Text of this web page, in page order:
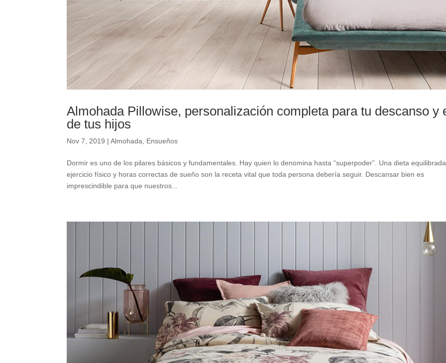
Almohada Pillowise, personalización completa para tu descanso y
de tus hijos
Nov 7, 2019 |Almohada Ensueños
Dormir es uno de los pilares básicos y fundamentales. Hay quien lo denomina hasta “superpoder”. Una dieta
ejercicio físico y horas correctas de sueño son la receta vital que toda persona debería seguir. Descansar bien es
imprescindible para que nuestros...